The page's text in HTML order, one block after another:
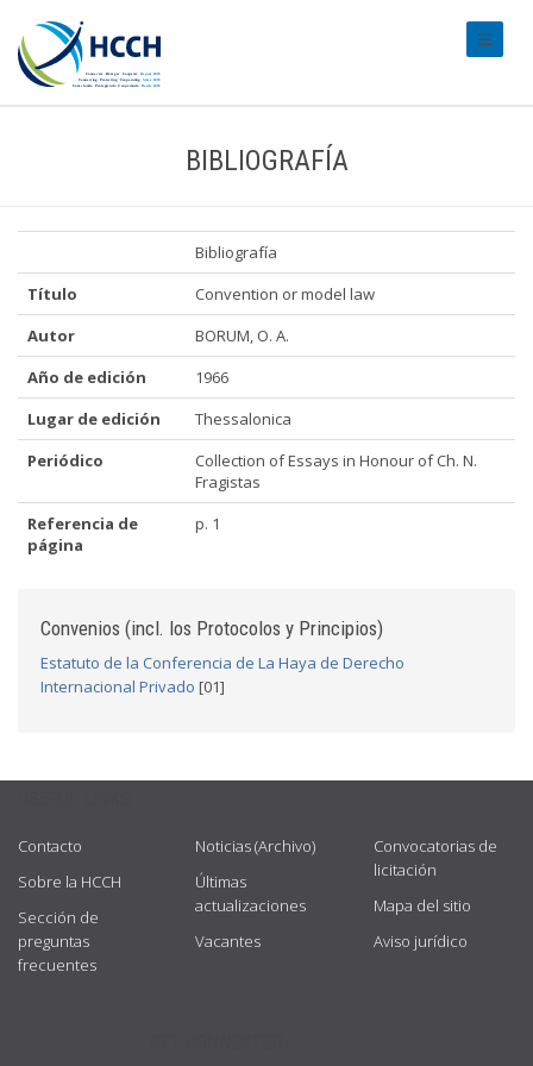
BIBLIOGRAFÍA
Bibliografía
Título
Convention or model law
Autor
BORUM, O. A.
Año de edición
1966
Lugar de edición
Thessalonica
Periódico
Collection of Essays in Honour of Ch. N.
Fragistas
Referencia de
página
p. 1
Convenios (incl. los Protocolos y Principios)
Estatuto de la Conferencia de La Haya de Derecho
Internacional Privado [01]
Contacto
Sobre la HCCH
Sección de
preguntas
frecuentes
Noticias (Archivo)
Últimas
actualizaciones
Vacantes
Convocatorias de
licitación
Mapa del sitio
Aviso jurídico